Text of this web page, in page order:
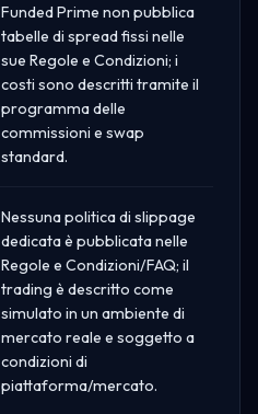
Funded Prime non pubblica
tabelle di spread fissi nelle
sue Regole e Condizioni; i
costi sono descritti tramite il
programma delle
commissioni e swap
standard.
Nessuna politica di slippage
dedicata è pubblicata nelle
Regole e Condizioni/FAQ; il
trading è descritto come
simulato in un ambiente di
mercato reale e soggetto a
condizioni di
piattaforma/mercato.